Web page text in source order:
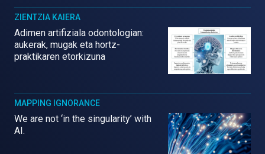
ZIENTZIA KAIERA
Adimen artifiziala odontologian:
aukerak, mugak eta hortz-
praktikaren etorkizuna
MAPPING IGNORANCE
We are not ‘in the singularity’ with
AI.